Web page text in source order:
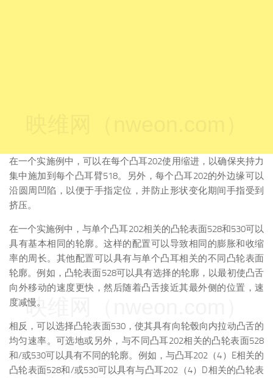
在一个实施例中，可以在每个凸耳202使用缩进，以确保夹持力
集中施加到每个凸耳臂518。另外，每个凸耳202的外边缘可以
沿圆周凹陷，以便于手指定位，并防止形状变化期间手指受到
挤压。
在一个实施例中，与单个凸耳202相关的凸轮表面528和530可以
具有基本相同的轮廓。这样的配置可以导致相同的膨胀和收缩
率的周长。其他配置可以具有与单个凸耳相关的不同凸轮表面
轮廓。例如，凸轮表面528可以具有选择的轮廓，以最初使凸舌
向外移动的速度更快，然后随着凸舌接近其最外侧的位置，速
度减慢。
相反，可以选择凸轮表面530，使其具有向轮毂向内拉动凸舌的
均匀速率。可选地或另外，与不同凸耳202相关的凸轮表面528
和/或530可以具有不同的轮廓。例如，与凸耳202（4）E相关的
凸轮表面528和/或530可以具有与凸耳202（4）D相关的凸轮表
映维网（nweon.com）